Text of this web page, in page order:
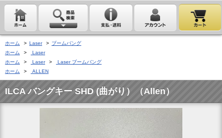
ホーム > Laser > ブームバング
ホーム
>
Laser
ホーム
> Laser >
Laser ブームバング
ホーム
> ALLEN
ILCA バングキー SHD (曲がり）（Allen）